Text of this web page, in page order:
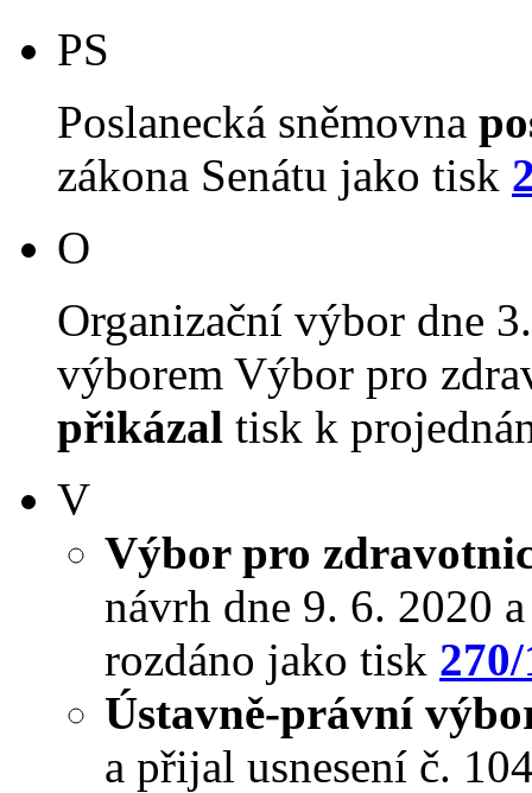
PS
Poslanecká sněmovna
zákona Senátu jako tisk
O
Organizační výbor dne
výborem Výbor pro
přikázal tisk k
V
Výbor pro
návrh dne 9. 6. 2020
rozdáno jako tisk
Ústavně-právní
a přijal usnesení č.